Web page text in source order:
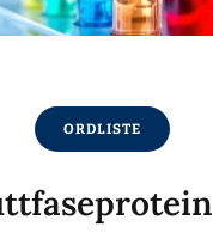
ORDLISTE